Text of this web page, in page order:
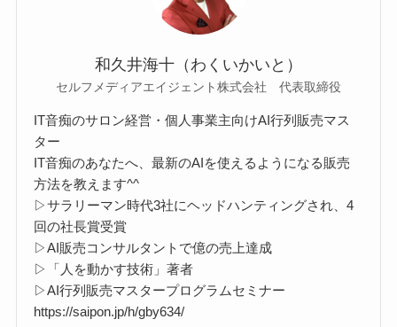
和久井海十（わくいかいと）
セルフメディアエイジェント株式会社 代表取締役
IT音痴のサロン経営・個人事業主向けAI行列販売マス
ター
IT音痴のあなたへ、最新のAIを使えるようになる販売
方法を教えます^^
▷サラリーマン時代3社にヘッドハンティングされ、4
回の社長賞受賞
▷AI販売コンサルタントで億の売上達成
▷「人を動かす技術」著者
▷AI行列販売マスタープログラムセミナー
https://saipon.jp/h/gby634/